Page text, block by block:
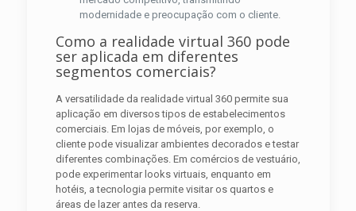
modernidade e preocupação com o cliente.
Como a realidade virtual 360 pode
ser aplicada em diferentes
segmentos comerciais?
A versatilidade da realidade virtual 360 permite sua
aplicação em diversos tipos de estabelecimentos
comerciais. Em lojas de móveis, por exemplo, o
cliente pode visualizar ambientes decorados e testar
diferentes combinações. Em comércios de vestuário,
pode experimentar looks virtuais, enquanto em
hotéis, a tecnologia permite visitar os quartos e
áreas de lazer antes da reserva.